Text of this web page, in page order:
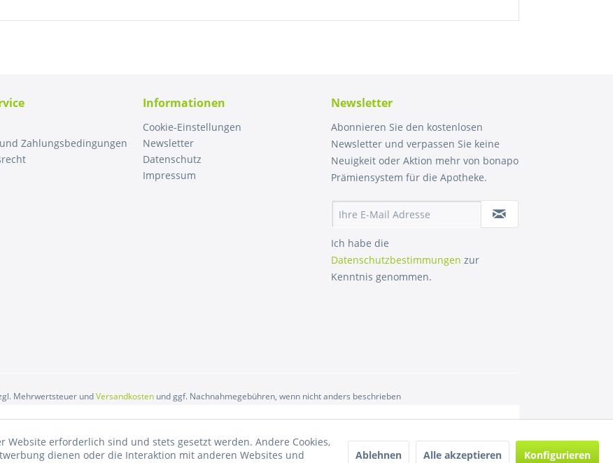
Zahlungsbedingungen
Informationen
Cookie-Einstellungen
Newsletter
Datenschutz
Impressum
Newsletter
Abonnieren Sie den kostenlosen
Newsletter und verpassen Sie keine
Neuigkeit oder Aktion mehr von bonapo
Prämiensystem für die Apotheke.
Ich habe die
Datenschutzbestimmungen zur
Kenntnis genommen.
Mehrwertsteuer undVersandkosten und ggf. Nachnahmegebühren, wenn nicht anders beschrieben
erforderlich sind und stets gesetzt werden. Andere Cookies,
dienen oder die Interaktion mit anderen Websites und
Ablehnen Alle akzeptieren Konfigurieren